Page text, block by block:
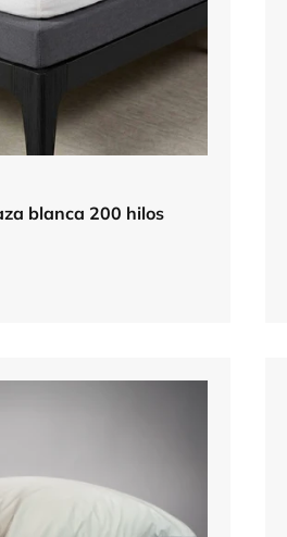
blanca 200 hilos
opciones